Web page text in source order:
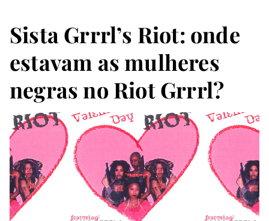
Sista Grrrl’s Riot: onde
estavam as mulheres
negras no Riot Grrrl?